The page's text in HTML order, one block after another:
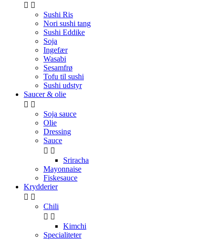
 
Sushi Ris
Nori sushi tang
Sushi Eddike
Soja
Ingefær
Wasabi
Sesamfrø
Tofu til sushi
Sushi udstyr
Saucer & olie
 
Soja sauce
Olie
Dressing
Sauce
 
Sriracha
Mayonnaise
Fiskesauce
Krydderier
 
Chili
 
Kimchi
Specialiteter